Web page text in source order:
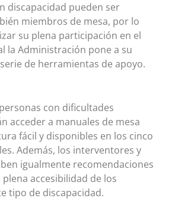
discapacidad pueden ser
miembros de mesa, por lo
su plena participación en el
la Administración pone a su
de herramientas de apoyo.
con dificultades
acceder a manuales de mesa
fácil y disponibles en los cinco
Además, los interventores y
igualmente recomendaciones
accesibilidad de los
tipo de discapacidad.